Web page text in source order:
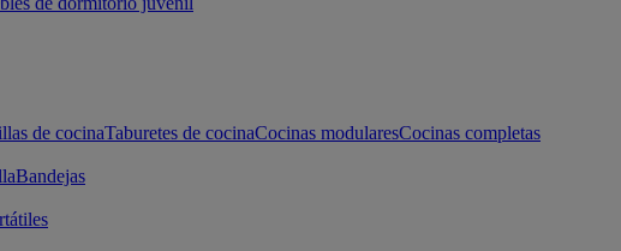
de cocinaTaburetes de cocinaCocinas modularesCocinas completas
Bandejas